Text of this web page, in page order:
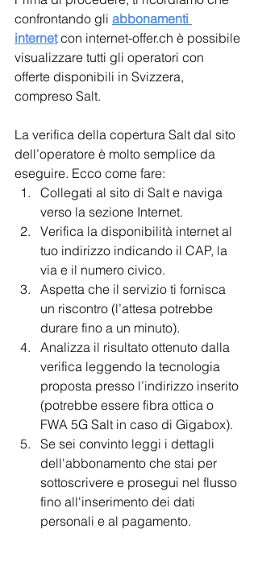
confrontando gli abbonamenti
internet con internet-offer.ch è possibile
visualizzare tutti gli operatori con
offerte disponibili in Svizzera,
compreso Salt.
La verifica della copertura Salt dal sito
dell’operatore è molto semplice da
eseguire. Ecco come fare:
Collegati al sito di Salt e naviga
verso la sezione Internet.
Verifica la disponibilità internet al
tuo indirizzo indicando il CAP, la
via e il numero civico.
Aspetta che il servizio ti fornisca
un riscontro (l’attesa potrebbe
durare fino a un minuto).
Analizza il risultato ottenuto dalla
verifica leggendo la tecnologia
proposta presso l’indirizzo inserito
(potrebbe essere fibra ottica o
FWA 5G Salt in caso di Gigabox).
Se sei convinto leggi i dettagli
dell'abbonamento che stai per
sottoscrivere e prosegui nel flusso
fino all'inserimento dei dati
personali e al pagamento.